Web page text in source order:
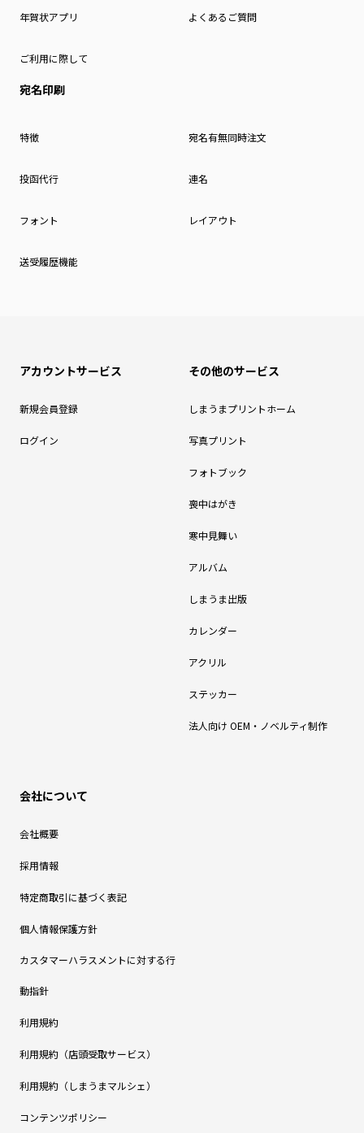
年賀状アプリ よくあるご質問
ご利用に際して
宛名印刷
特徴 宛名有無同時注文
投函代行 連名
フォント レイアウト
送受履歴機能
アカウントサービス
新規会員登録
ログイン
その他のサービス
しまうまプリントホーム
写真プリント
フォトブック
喪中はがき
寒中見舞い
アルバム
しまうま出版
カレンダー
アクリル
ステッカー
法人向け OEM・ノベルティ制作
会社について
会社概要
採用情報
特定商取引に基づく表記
個人情報保護方針
カスタマーハラスメントに対する行
動指針
利用規約
利用規約（店頭受取サービス）
利用規約（しまうまマルシェ）
コンテンツポリシー